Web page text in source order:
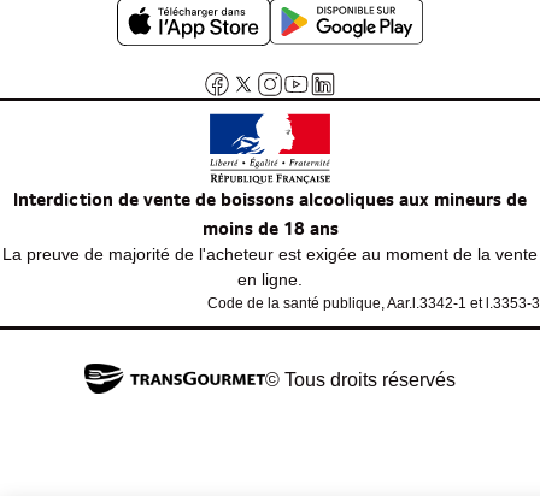
Interdiction de vente de boissons alcooliques aux mineurs de
moins de 18 ans
La preuve de majorité de l'acheteur est exigée au moment de la vente
en ligne.
Code de la santé publique, Aar.l.3342-1 et l.3353-3
© Tous droits réservés